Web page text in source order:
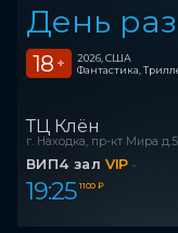
День
18 +
2026, США
Фантастика,
ТЦ Клён
г. Находка, пр-кт Мира
ВИП4 зал VIP
19:25 1 100 ₽